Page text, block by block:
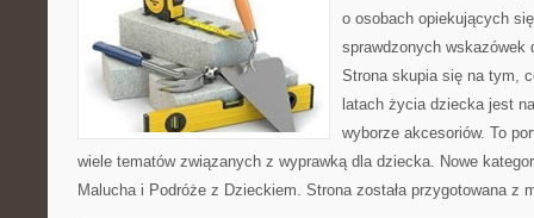
o osobach opiekujących
sprawdzonych wskazówek
Strona skupia się na tym,
latach życia dziecka jest
wyborze akcesoriów. To
wiele tematów związanych z wyprawką dla dziecka. Nowe
Malucha i Podróże z Dzieckiem. Strona została przygotowana z